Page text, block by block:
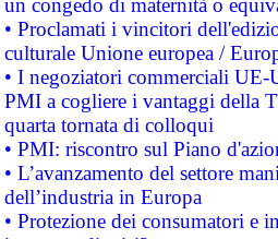
un congedo di maternità o
• Proclamati i vincitori
culturale Unione europea /
• I negoziatori commerciali UE-
PMI a cogliere i vantaggi della
quarta tornata di colloqui
• PMI: riscontro sul Piano
• L’avanzamento del settore
dell’industria in Europa
• Protezione dei consumatori e